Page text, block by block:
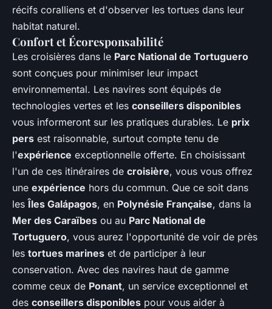
récifs coralliens et d'observer les tortues dans leur
habitat naturel.
Confort et Écoresponsabilité
Les croisières dans le Parc National de Tortuguero
sont conçues pour minimiser leur impact
environnemental. Les navires sont équipés de
technologies vertes et les conseillers disponibles
vous informeront sur les pratiques durables. Le prix
pers est raisonnable, surtout compte tenu de
l'expérience exceptionnelle offerte. En choisissant
l'un de ces itinéraires de croisière, vous vous offrez
une expérience hors du commun. Que ce soit dans
les Îles Galápagos, en Polynésie Française, dans la
Mer des Caraïbes ou au Parc National de
Tortuguero, vous aurez l'opportunité de voir de près
les tortues marines et de participer à leur
conservation. Avec des navires haut de gamme
comme ceux de Ponant, un service exceptionnel et
des conseillers disponibles pour vous aider à